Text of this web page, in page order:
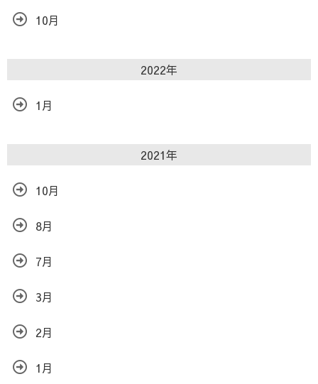
10月
2022年
1月
2021年
10月
8月
7月
3月
2月
1月